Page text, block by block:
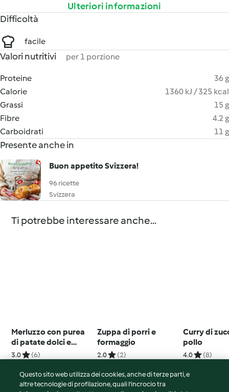
Ulteriori informazioni
Difficoltà
facile
Valori nutritivi per 1 porzione
Proteine
36 g
Calorie
1360 kJ / 325 kcal
Grassi
15 g
Fibre
4.2 g
Carboidrati
11 g
Presente anche in
Buon appetito Svizzera!
96 ricette
Svizzera
Ti potrebbe interessare anche...
Merluzzo con purea
di patate dolci e
sedano
3.0 (6)
Zuppa di porri e
formaggio
2.0 (2)
Curry di
pollo
4.0 (8)
Questo sito web utilizza dei cookies, anche di terze parti, e
altre tecnologie di profilazione, quali l’incrocio tra